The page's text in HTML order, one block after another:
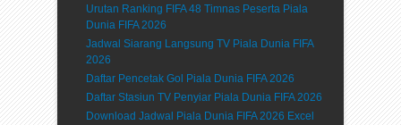
Urutan Ranking FIFA 48 Timnas Peserta Piala
Dunia FIFA 2026
Jadwal Siarang Langsung TV Piala Dunia FIFA
2026
Daftar Pencetak Gol Piala Dunia FIFA 2026
Daftar Stasiun TV Penyiar Piala Dunia FIFA 2026
Download Jadwal Piala Dunia FIFA 2026 Excel